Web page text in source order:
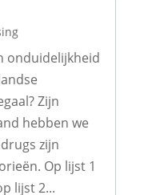
onduidelijkheid
Zijn
hebben we
zijn
Op lijst 1
lijst 2...